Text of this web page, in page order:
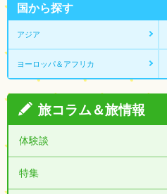
国から探す
アジア
ヨーロッパ＆アフリカ
旅コラム＆旅情報
体験談
特集